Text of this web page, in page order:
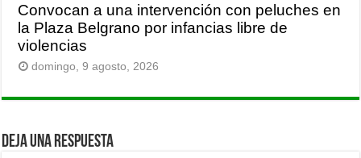
Convocan a una intervención con peluches en
la Plaza Belgrano por infancias libre de
violencias
domingo, 9 agosto, 2026
Deja una respuesta